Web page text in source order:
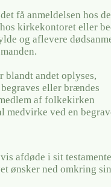
få anmeldelsen hos
kirkekontoret eller
og aflevere
blandt andet oplyses,
eller brændes
af folkekirken
medvirke ved en
afdøde i sit
ønsker ned omkring